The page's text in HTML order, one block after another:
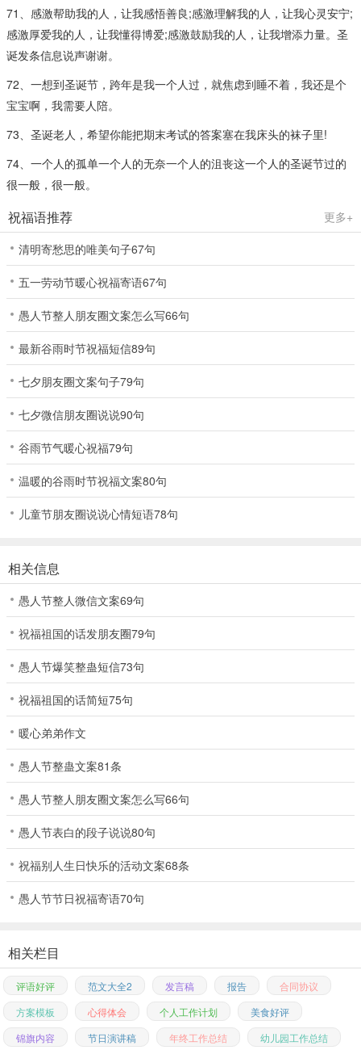
71、感激帮助我的人，让我感悟善良;感激理解我的人，让我心灵安宁;
感激厚爱我的人，让我懂得博爱;感激鼓励我的人，让我增添力量。圣
诞发条信息说声谢谢。
72、一想到圣诞节，跨年是我一个人过，就焦虑到睡不着，我还是个
宝宝啊，我需要人陪。
73、圣诞老人，希望你能把期末考试的答案塞在我床头的袜子里!
74、一个人的孤单一个人的无奈一个人的沮丧这一个人的圣诞节过的
很一般，很一般。
祝福语推荐
更多+
清明寄愁思的唯美句子67句
五一劳动节暖心祝福寄语67句
愚人节整人朋友圈文案怎么写66句
最新谷雨时节祝福短信89句
七夕朋友圈文案句子79句
七夕微信朋友圈说说90句
谷雨节气暖心祝福79句
温暖的谷雨时节祝福文案80句
儿童节朋友圈说说心情短语78句
相关信息
愚人节整人微信文案69句
祝福祖国的话发朋友圈79句
愚人节爆笑整蛊短信73句
祝福祖国的话简短75句
暖心弟弟作文
愚人节整蛊文案81条
愚人节整人朋友圈文案怎么写66句
愚人节表白的段子说说80句
祝福别人生日快乐的活动文案68条
愚人节节日祝福寄语70句
相关栏目
评语好评 范文大全2 发言稿 报告
合同协议
方案模板
心得体会 个人工作计划
美食好评
锦旗内容
节日演讲稿 年终工作总结 幼儿园工作总结